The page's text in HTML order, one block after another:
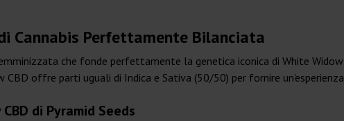
Cannabis Perfettamente Bilanciata
che fonde perfettamente la genetica iconica di White
offre parti uguali di Indica e Sativa (50/50) per fornire
di Pyramid Seeds